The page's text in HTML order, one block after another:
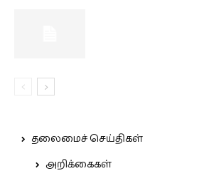
தலைமைச் செய்திகள்
அறிக்கைகள்